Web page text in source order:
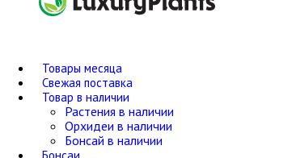
Товары месяца
Свежая поставка
Товар в наличии
Растения в наличии
Орхидеи в наличии
Бонсай в наличии